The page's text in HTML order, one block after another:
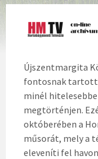
Újszentmargita
fontosnak
minél
megtörténjen.
októberében a
műsorát, mely a
eleveníti fel